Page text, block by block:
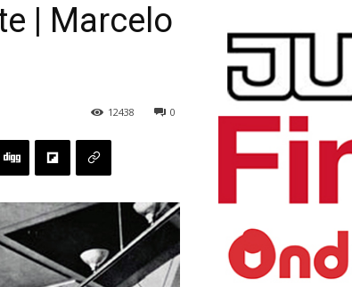
| Marcelo
0
12438